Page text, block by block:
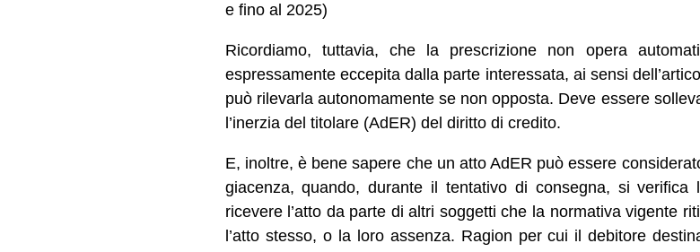
e fino al 2025)
Ricordiamo, tuttavia, che la prescrizione non opera
espressamente eccepita dalla parte interessata, ai sensi
può rilevarla autonomamente se non opposta. Deve essere
l’inerzia del titolare (AdER) del diritto di credito.
E, inoltre, è bene sapere che un atto AdER può essere
giacenza, quando, durante il tentativo di consegna, si verifica
ricevere l’atto da parte di altri soggetti che la normativa vigente
l’atto stesso, o la loro assenza. Ragion per cui il debitore